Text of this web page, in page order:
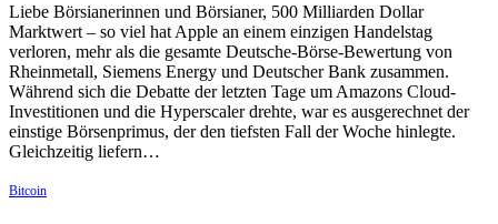
Liebe Börsianerinnen und Börsianer, 500 Milliarden Dollar
Marktwert – so viel hat Apple an einem einzigen Handelstag
verloren, mehr als die gesamte Deutsche-Börse-Bewertung von
Rheinmetall, Siemens Energy und Deutscher Bank zusammen.
Während sich die Debatte der letzten Tage um Amazons Cloud-
Investitionen und die Hyperscaler drehte, war es ausgerechnet der
einstige Börsenprimus, der den tiefsten Fall der Woche hinlegte.
Gleichzeitig liefern…
Bitcoin